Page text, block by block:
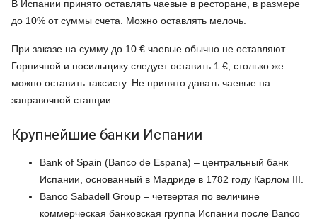
В Испании принято оставлять чаевые в ресторане, в размере
до 10% от суммы счета. Можно оставлять мелочь.
При заказе на сумму до 10 € чаевые обычно не оставляют.
Горничной и носильщику следует оставить 1 €, столько же
можно оставить таксисту. Не принято давать чаевые на
заправочной станции.
Крупнейшие банки Испании
Bank of Spain (Banco de Espana) – центральный банк
Испании, основанный в Мадриде в 1782 году Карлом III.
Banco Sabadell Group – четвертая по величине
коммерческая банковская группа Испании после Banco